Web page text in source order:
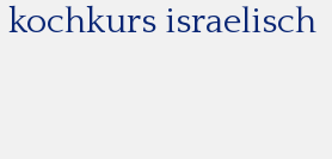
kochkurs israelisch